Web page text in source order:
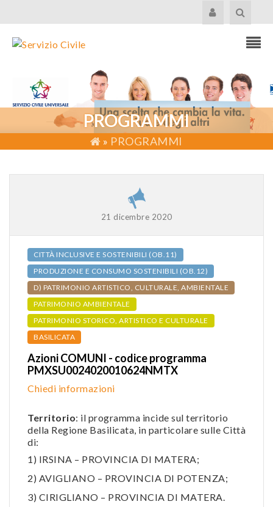
PROGRAMMI
» PROGRAMMI
21 dicembre 2020
CITTÀ INCLUSIVE E SOSTENIBILI (OB.11)
PRODUZIONE E CONSUMO SOSTENIBILI (OB.12)
D) PATRIMONIO ARTISTICO, CULTURALE, AMBIENTALE
PATRIMONIO AMBIENTALE
PATRIMONIO STORICO, ARTISTICO E CULTURALE
BASILICATA
Azioni COMUNI - codice programma
PMXSU0024020010624NMTX
Chiedi informazioni
Territorio: il programma incide sul territorio
della Regione Basilicata, in particolare sulle Città
di:
1) IRSINA – PROVINCIA DI MATERA;
2) AVIGLIANO – PROVINCIA DI POTENZA;
3) CIRIGLIANO – PROVINCIA DI MATERA.